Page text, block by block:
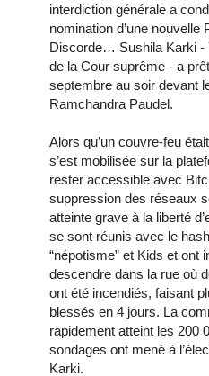
interdiction générale a
nomination d’une
Discorde… Sushila Karki -
de la Cour suprême - a
septembre au soir devant
Ramchandra Paudel.
Alors qu’un couvre-feu
s’est mobilisée sur la
rester accessible avec
suppression des réseaux
atteinte grave à la liberté
se sont réunis avec le
“népotisme” et Kids et ont
descendre dans la rue où
ont été incendiés, faisant
blessés en 4 jours. La
rapidement atteint les 200
sondages ont mené à
Karki.